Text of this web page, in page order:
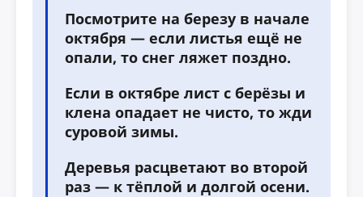
Посмотрите на березу в начале
октября — если листья ещё не
опали, то снег ляжет поздно.
Если в октябре лист с берёзы и
клена опадает не чисто, то жди
суровой зимы.
Деревья расцветают во второй
раз — к тёплой и долгой осени.